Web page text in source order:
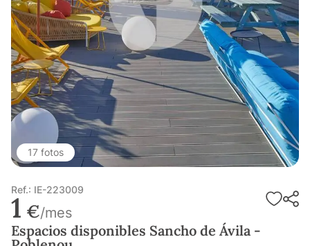
17 fotos
Ref.: IE-223009
1 €/mes
Espacios disponibles Sancho de Ávila -